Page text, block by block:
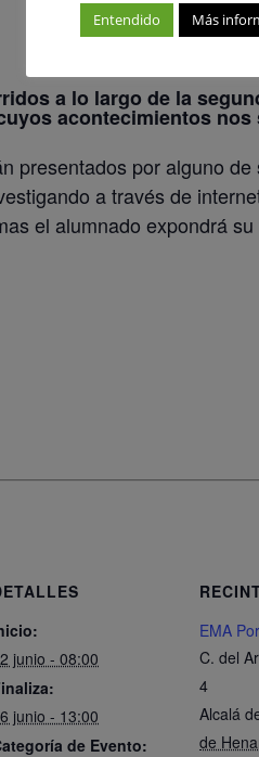
a lo largo de la
acontecimientos
presentados por alguno
a través de
el alumnado expondrá
junio - 08:00
junio - 13:00
de Evento:
EMA
C. del
4
Alcalá
de
Entendido Más